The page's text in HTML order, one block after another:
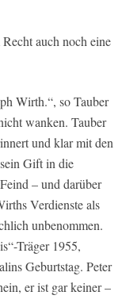
auch noch eine
Wirth.“, so Tauber
wanken. Tauber
und klar mit den
Gift in die
– und darüber
Verdienste als
unbenommen.
Träger 1955,
Geburtstag. Peter
er ist gar keiner –